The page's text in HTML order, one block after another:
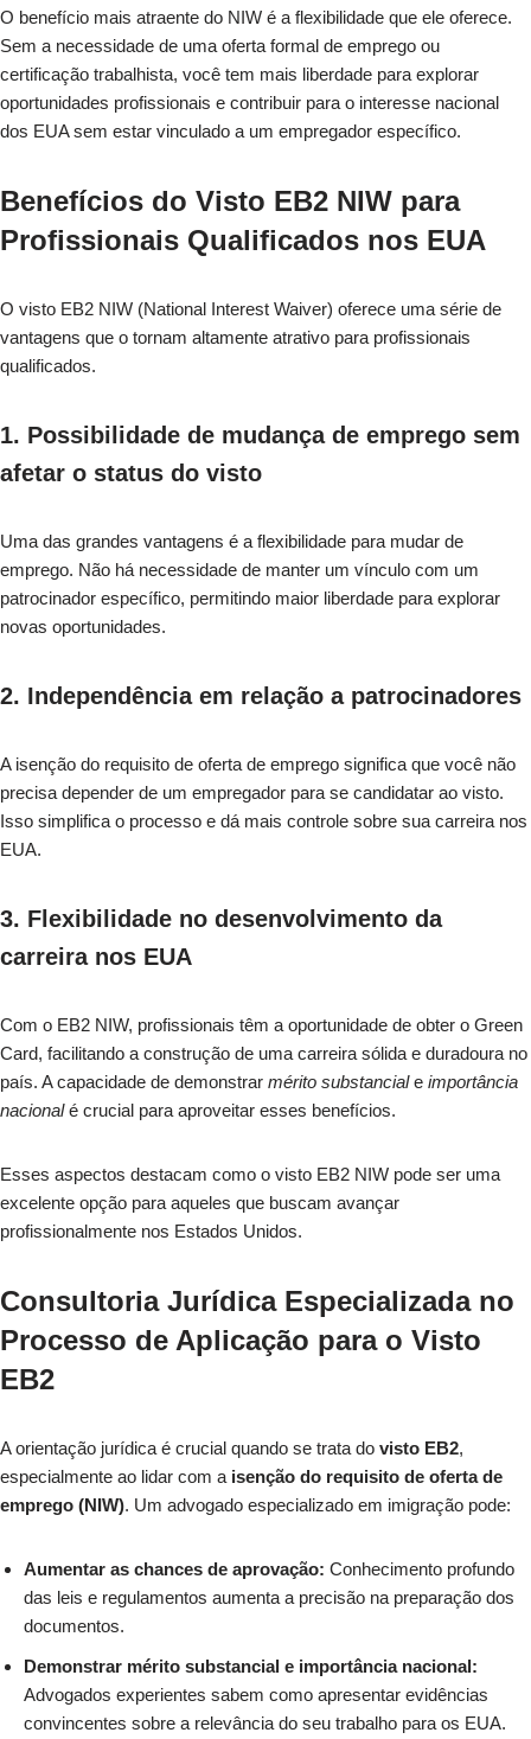
O benefício mais atraente do NIW é a flexibilidade que ele oferece.
Sem a necessidade de uma oferta formal de emprego ou
certificação trabalhista, você tem mais liberdade para explorar
oportunidades profissionais e contribuir para o interesse nacional
dos EUA sem estar vinculado a um empregador específico.
Benefícios do Visto EB2 NIW para
Profissionais Qualificados nos EUA
O visto EB2 NIW (National Interest Waiver) oferece uma série de
vantagens que o tornam altamente atrativo para profissionais
qualificados.
1. Possibilidade de mudança de emprego sem
afetar o status do visto
Uma das grandes vantagens é a flexibilidade para mudar de
emprego. Não há necessidade de manter um vínculo com um
patrocinador específico, permitindo maior liberdade para explorar
novas oportunidades.
2. Independência em relação a patrocinadores
A isenção do requisito de oferta de emprego significa que você não
precisa depender de um empregador para se candidatar ao visto.
Isso simplifica o processo e dá mais controle sobre sua carreira nos
EUA.
3. Flexibilidade no desenvolvimento da
carreira nos EUA
Com o EB2 NIW, profissionais têm a oportunidade de obter o Green
Card, facilitando a construção de uma carreira sólida e duradoura no
país. A capacidade de demonstrar mérito substanciale importância
nacionalé crucial para aproveitar esses benefícios.
Esses aspectos destacam como o visto EB2 NIW pode ser uma
excelente opção para aqueles que buscam avançar
profissionalmente nos Estados Unidos.
Consultoria Jurídica Especializada no
Processo de Aplicação para o Visto
EB2
A orientação jurídica é crucial quando se trata do visto EB2,
especialmente ao lidar com a isenção do requisito de oferta de
emprego (NIW). Um advogado especializado em imigração pode:
Aumentar as chances de aprovação: Conhecimento profundo
das leis e regulamentos aumenta a precisão na preparação dos
documentos.
Demonstrar mérito substancial e importância nacional:
Advogados experientes sabem como apresentar evidências
convincentes sobre a relevância do seu trabalho para os EUA.